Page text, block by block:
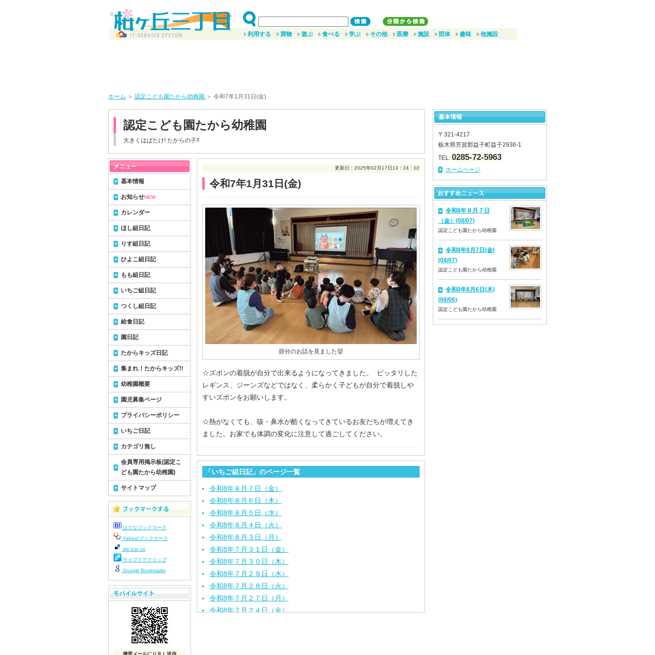
利用する 買物 遊ぶ 食べる 学ぶ その他 医療 施設 団体 趣味 他施設
ホーム ＞ 認定こども園たから幼稚園 ＞ 令和7年1月31日(金)
認定こども園たから幼稚園
大きくはばたけ! たからの子!!
更新日：2025年02月17日13：24：02
令和7年1月31日(金)
節分のお話を見ました👹
☆ズボンの着脱が自分で出来るようになってきました。 ピッタリした
レギンス、ジーンズなどではなく、柔らかく子どもが自分で着脱しや
すいズボンをお願いします。
☆熱がなくても、咳・鼻水が酷くなってきているお友だちが増えてき
ました。お家でも体調の変化に注意して過ごしてください。
「いちご組日記」のページ一覧
令和8年８月７日（金）
令和8年８月６日（木）
令和8年８月５日（水）
令和8年８月４日（火）
令和8年８月３日（月）
令和8年７月３１日（金）
令和8年７月３０日（木）
令和8年７月２９日（水）
令和8年７月２８日（火）
令和8年７月２７日（月）
令和8年７月２４日（金）
基本情報
お知らせNEW
カレンダー
ほし組日記
りす組日記
ひよこ組日記
もも組日記
いちご組日記
つくし組日記
給食日記
園日記
たからキッズ日記
集まれ！たからキッズ!!
幼稚園概要
園児募集ページ
プライバシーポリシー
いちご日記
カテゴリ無し
会員専用掲示板(認定こ
ども園たから幼稚園)
サイトマップ
はてなブックマーク
Yahoo!ブックマーク
del.icio.us
ライブドアクリップ
Google Bookmarks
携帯メールにＵＲＬ送信
〒321-4217
栃木県芳賀郡益子町益子2936-1
TEL: 0285-72-5963
ホームページ
令和8年８月７日
（金）(08/07)
認定こども園たから幼稚園
令和8年8月7日(金)
(08/07)
認定こども園たから幼稚園
令和8年8月6日(木)
(08/06)
認定こども園たから幼稚園